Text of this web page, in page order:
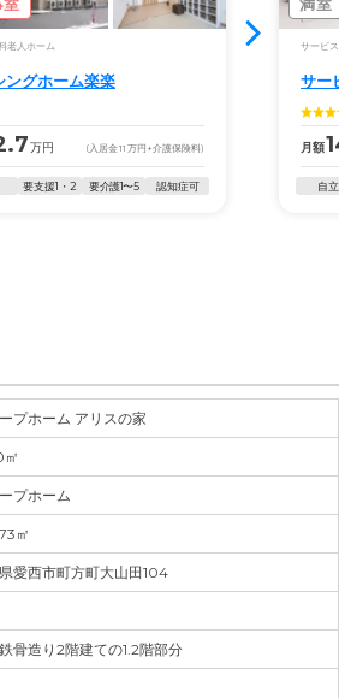
老人ホーム
ングホーム楽楽
万円 (入居金11 万円 +介護保険料)
要支援1・2 要介護1〜5 認知症可
サービス付
サー
月額
自立
プホーム アリスの家
㎡
プホーム
㎡
愛西市町方町大山田104
骨造り2階建ての1.2階部分